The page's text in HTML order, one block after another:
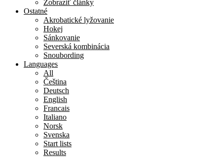
Zobraziť články
Ostatné
Akrobatické lyžovanie
Hokej
Sánkovanie
Severská kombinácia
Snoubording
Languages
All
Čeština
Deutsch
English
Francais
Italiano
Norsk
Svenska
Start lists
Results